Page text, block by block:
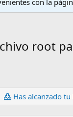
con la
root
Has alcanzado